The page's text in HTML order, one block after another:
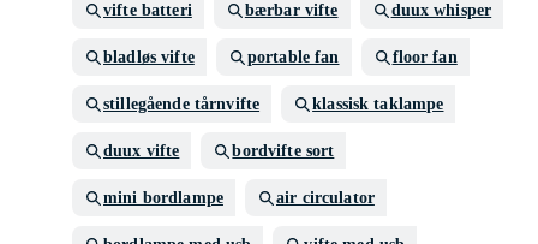
vifte batteri bærbar vifte duux whisper
bladløs vifte portable fan floor fan
stillegående tårnvifte klassisk taklampe
duux vifte bordvifte sort
mini bordlampe air circulator